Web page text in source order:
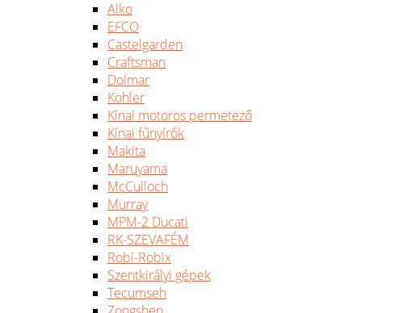
Alko
EFCO
Castelgarden
Craftsman
Dolmar
Kohler
Kínai motoros permetező
Kínai fűnyírők
Makita
Maruyama
McCulloch
Murray
MPM-2 Ducati
RK-SZEVAFÉM
Robi-Robix
Szentkirályi gépek
Tecumseh